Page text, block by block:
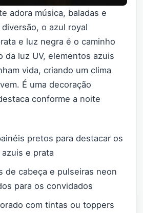
adora música, baladas e
o azul royal
e luz negra é o caminho
da luz UV, elementos azuis
vida, criando um clima
É uma decoração
conforme a noite
pretos para destacar os
e prata
de cabeça e pulseiras neon
para os convidados
com tintas ou toppers